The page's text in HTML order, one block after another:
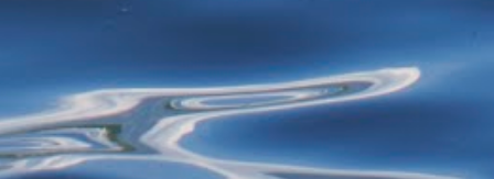
foi fechado em fevereiro por determinação
do Governo Federal, que está instituindo o
fim de lixões no Brasil até 2014. Os
habitantes da região que viviam do lixo há
mais de 40 anos - selecionando roupas e